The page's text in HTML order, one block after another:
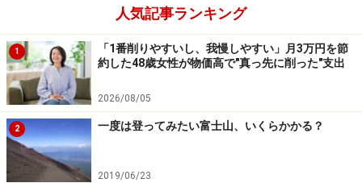
ルール4 若くて健康なうちに入っておくこ
と
人気記事ランキング
1
「1番削りやすいし、我慢しやすい」月3万円を節
約した48歳女性が物価高で"真っ先に削った"支出
2026/08/05
2 一度は登ってみたい富士山、いくらかかる？
2019/06/23